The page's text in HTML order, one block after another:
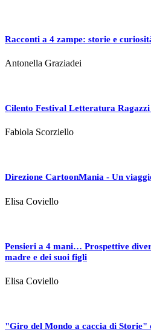
Racconti a 4 zampe: storie e
Antonella Graziadei
Cilento Festival Letteratura Ragazzi
Fabiola Scorziello
Direzione CartoonMania - Un
Elisa Coviello
Pensieri a 4 mani… Prospettive
madre e dei suoi figli
Elisa Coviello
"Giro del Mondo a caccia di Storie"